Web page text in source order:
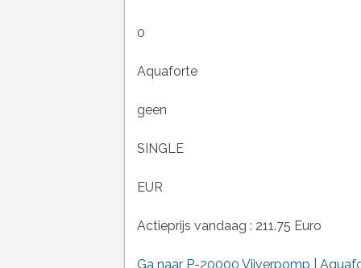
0
Aquaforte
geen
SINGLE
EUR
Actieprijs vandaag : 211.75 Euro
Ga naar P-20000 Vijverpomp |